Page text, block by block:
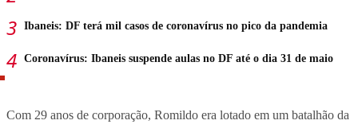
Ibaneis: DF terá mil casos de coronavírus no pico da pandemia
Coronavírus: Ibaneis suspende aulas no DF até o dia 31 de maio
Com 29 anos de corporação, Romildo era lotado em um batalhão da